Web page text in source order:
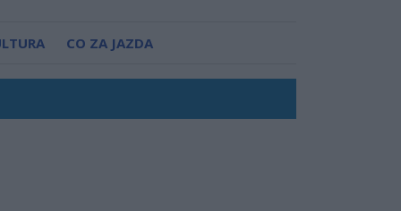
CO ZA JAZDA